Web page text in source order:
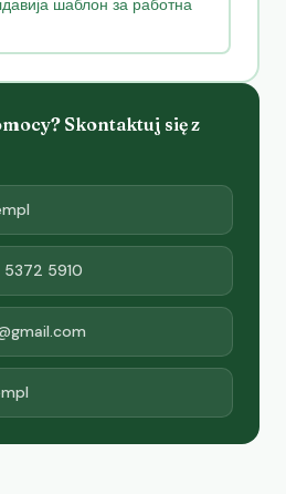
шаблон за работна
Skontaktuj się z
5910